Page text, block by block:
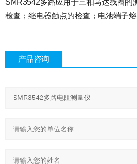
SMR3542多路应用于三相马达线圈的
检查；继电器触点的检查；电池端子
产品咨询